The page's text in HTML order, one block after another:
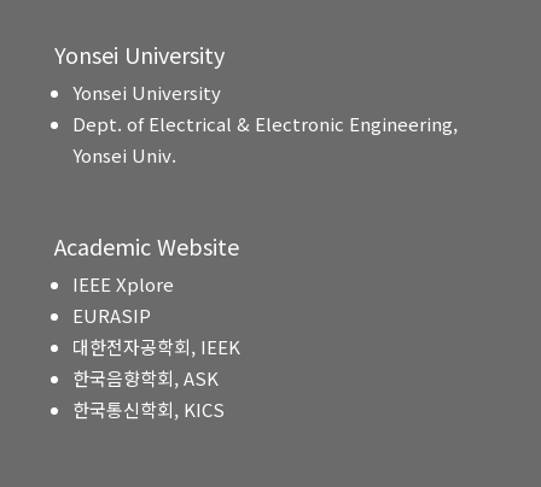
Yonsei University
Yonsei University
Dept. of Electrical & Electronic Engineering,
Yonsei Univ.
Academic Website
IEEE Xplore
EURASIP
대한전자공학회, IEEK
한국음향학회, ASK
한국통신학회, KICS